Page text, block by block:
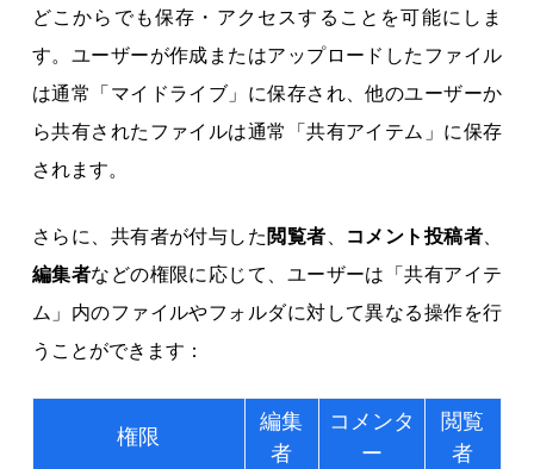
どこからでも保存・アクセスすることを可能にしま
す。ユーザーが作成またはアップロードしたファイル
は通常「マイドライブ」に保存され、他のユーザーか
ら共有されたファイルは通常「共有アイテム」に保存
されます。
さらに、共有者が付与した 閲覧者、 コメント投稿者、
編集者などの権限に応じて、ユーザーは「共有アイテ
ム」内のファイルやフォルダに対して異なる操作を行
うことができます：
権限
編集
者
コメンタ
ー
閲覧
者